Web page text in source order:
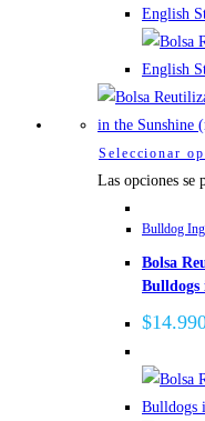
Seleccionar
Las opciones se
Bulldog
Bolsa
Bulldogs
$